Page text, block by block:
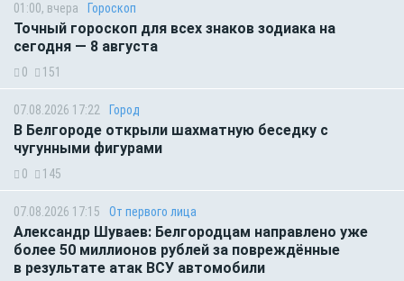
01:00, вчера Гороскоп
Точный гороскоп для всех знаков зодиака на
сегодня — 8 августа
0 151
07.08.2026 17:22 Город
В Белгороде открыли шахматную беседку с
чугунными фигурами
0 145
07.08.2026 17:15 От первого лица
Александр Шуваев: Белгородцам направлено уже
более 50 миллионов рублей за повреждённые
в результате атак ВСУ автомобили